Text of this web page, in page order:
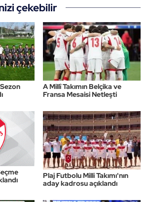
çekebilir
Sezon
A Millî Takımın Belçika ve
Fransa Mesaisi Netleşti
Plaj Futbolu Milli Takımı'nın
aday kadrosu açıklandı